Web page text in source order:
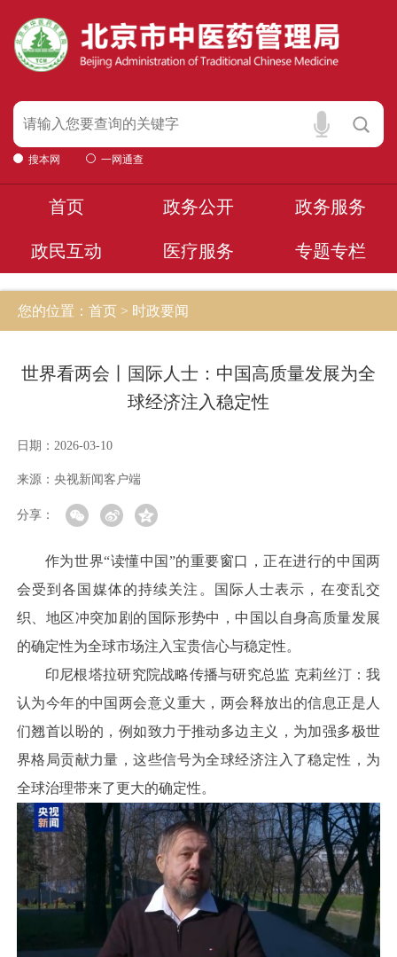
搜本网 一网通查
首页 政务公开 政务服务
政民互动 医疗服务 专题专栏
您的位置：首页 > 时政要闻
世界看两会丨国际人士：中国高质量发展为全
球经济注入稳定性
日期： 2026-03-10
来源： 央视新闻客户端
分享：
作为世界“读懂中国”的重要窗口，正在进行的中国两
会受到各国媒体的持续关注。国际人士表示，在变乱交
织、地区冲突加剧的国际形势中，中国以自身高质量发展
的确定性为全球市场注入宝贵信心与稳定性。
印尼根塔拉研究院战略传播与研究总监 克莉丝汀：我
认为今年的中国两会意义重大，两会释放出的信息正是人
们翘首以盼的，例如致力于推动多边主义，为加强多极世
界格局贡献力量，这些信号为全球经济注入了稳定性，为
全球治理带来了更大的确定性。